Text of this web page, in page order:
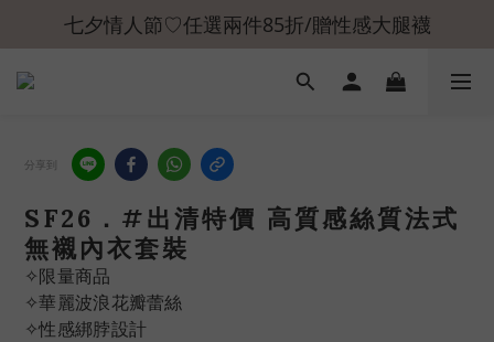
七夕情人節♡任選兩件85折/贈性感大腿襪
分享到
SF26．#出清特價 高質感絲質法式
無襯內衣套裝
✧限量商品
✧華麗波浪花瓣蕾絲
✧性感綁脖設計